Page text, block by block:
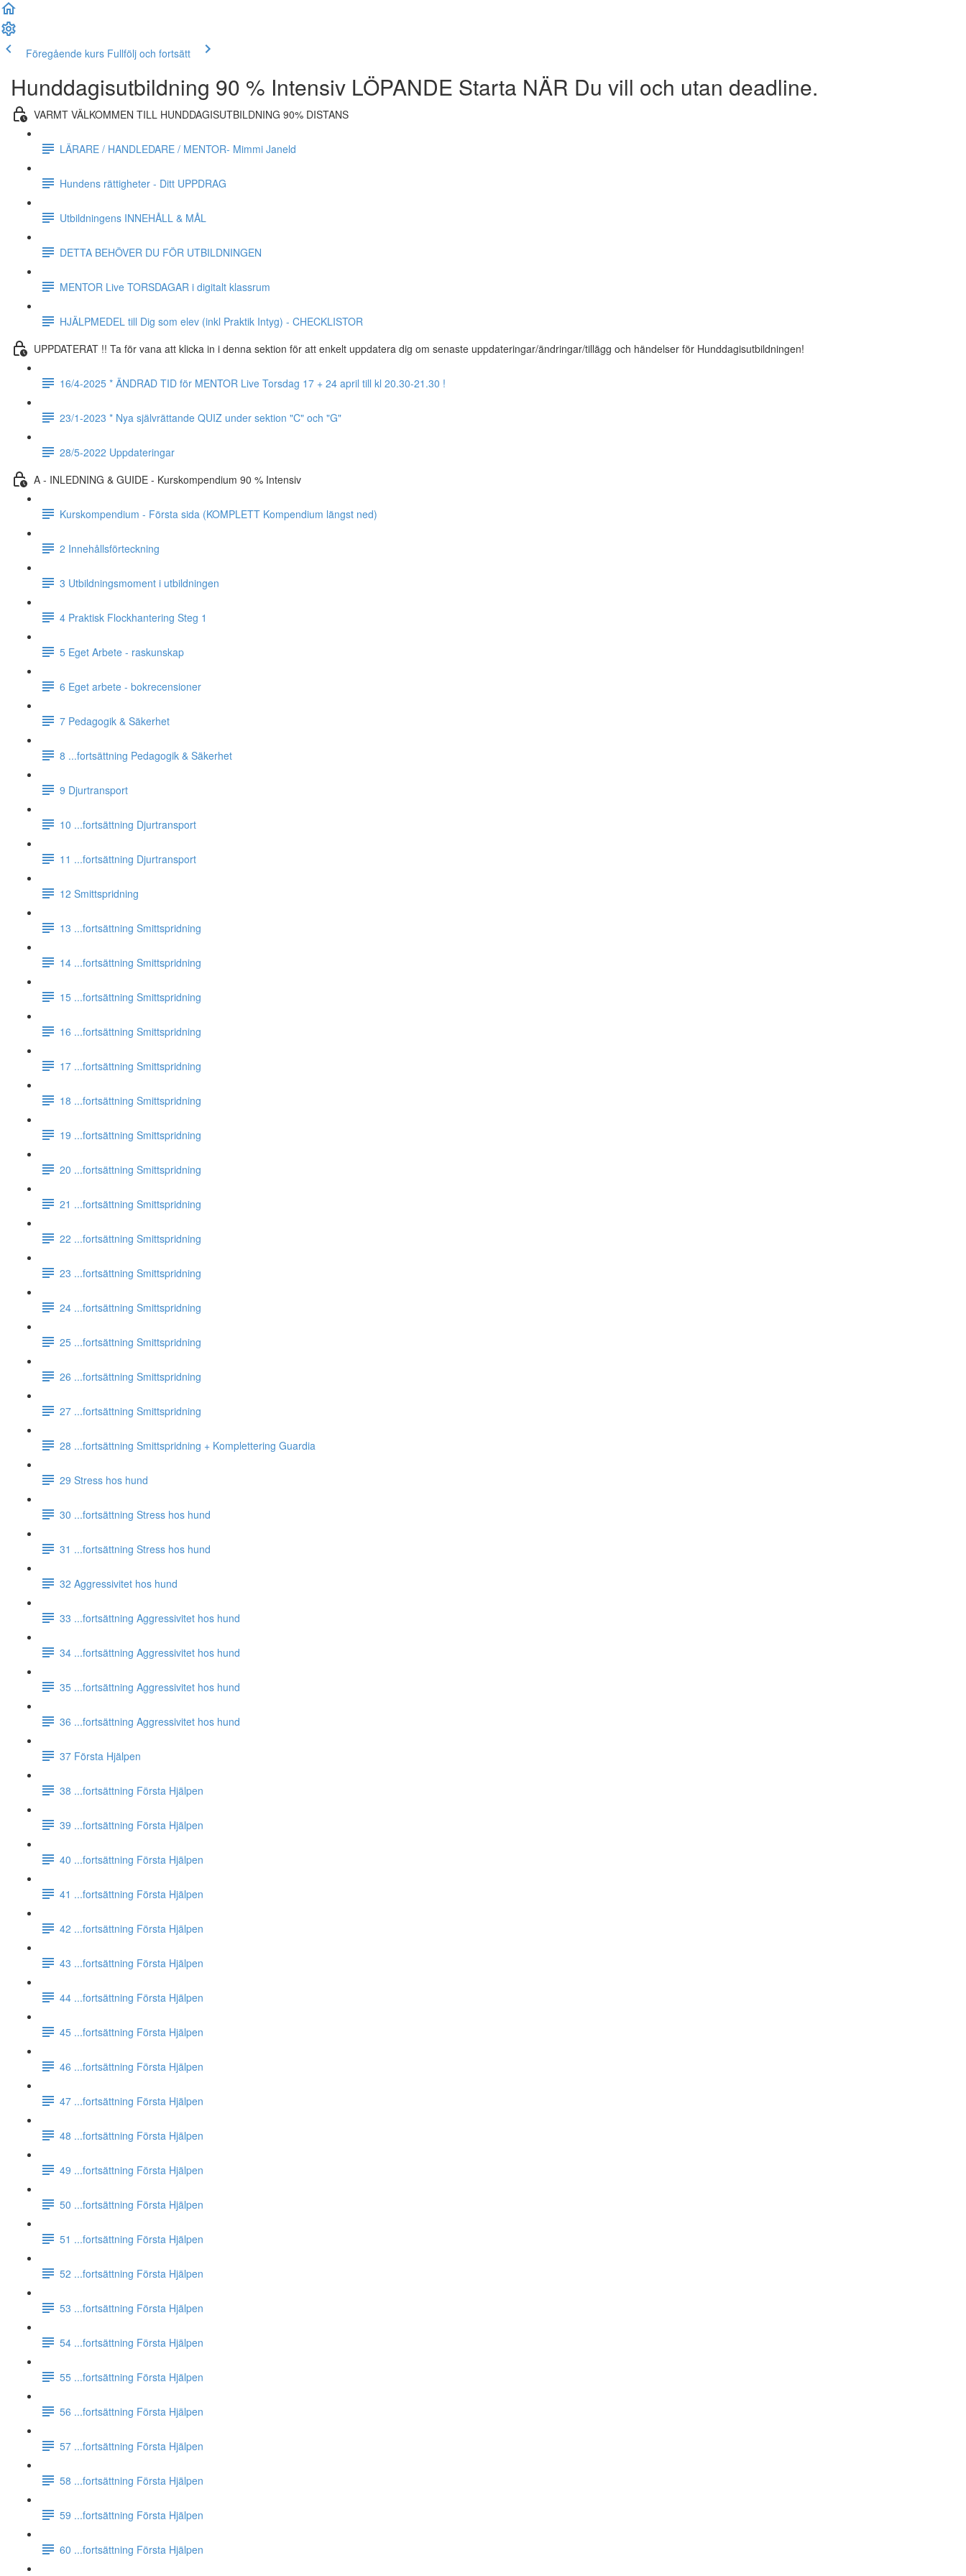
Föregående kurs Fullfölj och fortsätt
Hunddagisutbildning 90 % Intensiv LÖPANDE Starta NÄR Du vill och utan deadline.
VARMT VÄLKOMMEN TILL HUNDDAGISUTBILDNING 90% DISTANS
LÄRARE / HANDLEDARE / MENTOR- Mimmi Janeld
Hundens rättigheter - Ditt UPPDRAG
Utbildningens INNEHÅLL & MÅL
DETTA BEHÖVER DU FÖR UTBILDNINGEN
MENTOR Live TORSDAGAR i digitalt klassrum
HJÄLPMEDEL till Dig som elev (inkl Praktik Intyg) - CHECKLISTOR
UPPDATERAT !! Ta för vana att klicka in i denna sektion för att enkelt uppdatera dig om senaste uppdateringar/ändringar/tillägg och händelser för Hunddagisutbildningen!
16/4-2025 * ÄNDRAD TID för MENTOR Live Torsdag 17 + 24 april till kl 20.30-21.30 !
23/1-2023 * Nya självrättande QUIZ under sektion "C" och "G"
28/5-2022 Uppdateringar
A - INLEDNING & GUIDE - Kurskompendium 90 % Intensiv
Kurskompendium - Första sida (KOMPLETT Kompendium längst ned)
2 Innehållsförteckning
3 Utbildningsmoment i utbildningen
4 Praktisk Flockhantering Steg 1
5 Eget Arbete - raskunskap
6 Eget arbete - bokrecensioner
7 Pedagogik & Säkerhet
8 ...fortsättning Pedagogik & Säkerhet
9 Djurtransport
10 ...fortsättning Djurtransport
11 ...fortsättning Djurtransport
12 Smittspridning
13 ...fortsättning Smittspridning
14 ...fortsättning Smittspridning
15 ...fortsättning Smittspridning
16 ...fortsättning Smittspridning
17 ...fortsättning Smittspridning
18 ...fortsättning Smittspridning
19 ...fortsättning Smittspridning
20 ...fortsättning Smittspridning
21 ...fortsättning Smittspridning
22 ...fortsättning Smittspridning
23 ...fortsättning Smittspridning
24 ...fortsättning Smittspridning
25 ...fortsättning Smittspridning
26 ...fortsättning Smittspridning
27 ...fortsättning Smittspridning
28 ...fortsättning Smittspridning + Komplettering Guardia
29 Stress hos hund
30 ...fortsättning Stress hos hund
31 ...fortsättning Stress hos hund
32 Aggressivitet hos hund
33 ...fortsättning Aggressivitet hos hund
34 ...fortsättning Aggressivitet hos hund
35 ...fortsättning Aggressivitet hos hund
36 ...fortsättning Aggressivitet hos hund
37 Första Hjälpen
38 ...fortsättning Första Hjälpen
39 ...fortsättning Första Hjälpen
40 ...fortsättning Första Hjälpen
41 ...fortsättning Första Hjälpen
42 ...fortsättning Första Hjälpen
43 ...fortsättning Första Hjälpen
44 ...fortsättning Första Hjälpen
45 ...fortsättning Första Hjälpen
46 ...fortsättning Första Hjälpen
47 ...fortsättning Första Hjälpen
48 ...fortsättning Första Hjälpen
49 ...fortsättning Första Hjälpen
50 ...fortsättning Första Hjälpen
51 ...fortsättning Första Hjälpen
52 ...fortsättning Första Hjälpen
53 ...fortsättning Första Hjälpen
54 ...fortsättning Första Hjälpen
55 ...fortsättning Första Hjälpen
56 ...fortsättning Första Hjälpen
57 ...fortsättning Första Hjälpen
58 ...fortsättning Första Hjälpen
59 ...fortsättning Första Hjälpen
60 ...fortsättning Första Hjälpen